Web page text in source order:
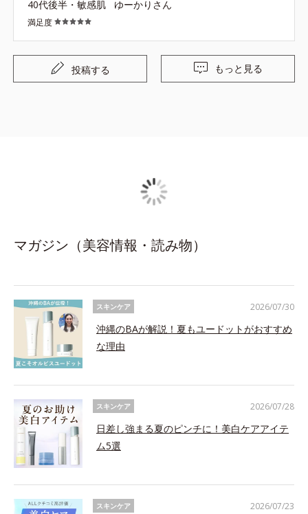
40代後半・敏感肌 ゆーかりさん
満足度
投稿する もっと見る
マガジン（美容情報・読み物）
スキンケア
沖縄のBAが解説！夏もユードットがおすすめ
な理由
2026/07/30
スキンケア
日差し強まる夏のピンチに！美白ケアアイテ
ム5選
2026/07/28
スキンケア 2026/07/23